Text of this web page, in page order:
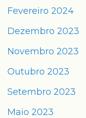
Fevereiro 2024
Dezembro 2023
Novembro 2023
Outubro 2023
Setembro 2023
Maio 2023